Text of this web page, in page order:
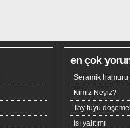
en çok
Seramik hamuru
Kimiz Neyiz?
Tay tüyü
Isı yalıtımı